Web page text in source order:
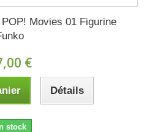
Movies 01 Figurine
€
Détails
stock